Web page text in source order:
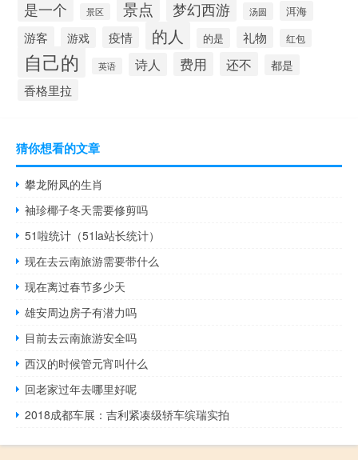
是一个 景区 景点 梦幻西游 汤圆 洱海
游客 游戏 疫情 的人 的是 礼物 红包
自己的 英语 诗人 费用 还不 都是
香格里拉
猜你想看的文章
攀龙附凤的生肖
袖珍椰子冬天需要修剪吗
51啦统计（51la站长统计）
现在去云南旅游需要带什么
现在离过春节多少天
雄安周边房子有潜力吗
目前去云南旅游安全吗
西汉的时候管元宵叫什么
回老家过年去哪里好呢
2018成都车展：吉利紧凑级轿车缤瑞实拍